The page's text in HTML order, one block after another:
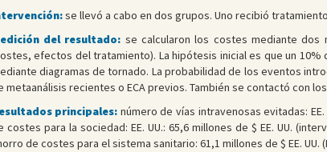
se llevó a cabo en dos grupos. Uno recibió
del resultado: se calcularon los costes mediante dos
efectos del tratamiento). La hipótesis inicial es que un
diagramas de tornado. La probabilidad de los eventos
metaanálisis recientes o ECA previos. También se contactó con
principales: número de vías intravenosas evitadas: EE.
costes para la sociedad: EE. UU.: 65,6 millones de $ EE. UU.
de costes para el sistema sanitario: 61,1 millones de $ EE. UU.